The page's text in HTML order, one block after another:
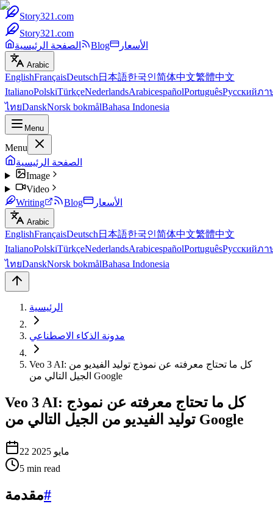
Story321.com
Story321.com
الصفحة الرئيسية
Blog الأسعار
Arabic
EnglishFrançaisDeutsch 日本語한국인简体中文繁體中文
ItalianoPolskiTürkçeNederlandsArabicespañolPortuguêsРусскийภา
ไทยDanskNorsk bokmålBahasa Indonesia
Menu
Menu
الصفحة الرئيسية
Image
Video
Writing
Blog الأسعار
Arabic
EnglishFrançaisDeutsch 日本語한국인简体中文繁體中文
ItalianoPolskiTürkçeNederlandsArabicespañolPortuguêsРусскийภา
ไทยDanskNorsk bokmålBahasa Indonesia
الرئيسية
مدونة الذكاء الاصطناعي
Veo 3 AI: كل ما تحتاج معرفته عن نموذج توليد الفيديو من
الجيل التالي من Google
Veo 3 AI: كل ما تحتاج معرفته عن نموذج
توليد الفيديو من الجيل التالي من Google
22 مايو 2025
5 min read
مقدمة#